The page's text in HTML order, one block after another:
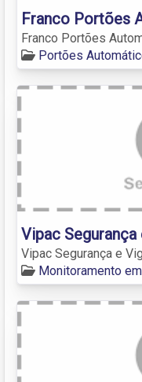
Franco Portões
Franco Portões
Portões
Vipac
Vipac Segurança e
Monitoramento